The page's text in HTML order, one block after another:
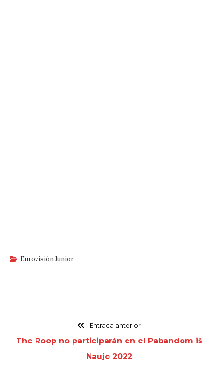
Eurovisión Junior
Entrada anterior
The Roop no participarán en el Pabandom iš
Naujo 2022